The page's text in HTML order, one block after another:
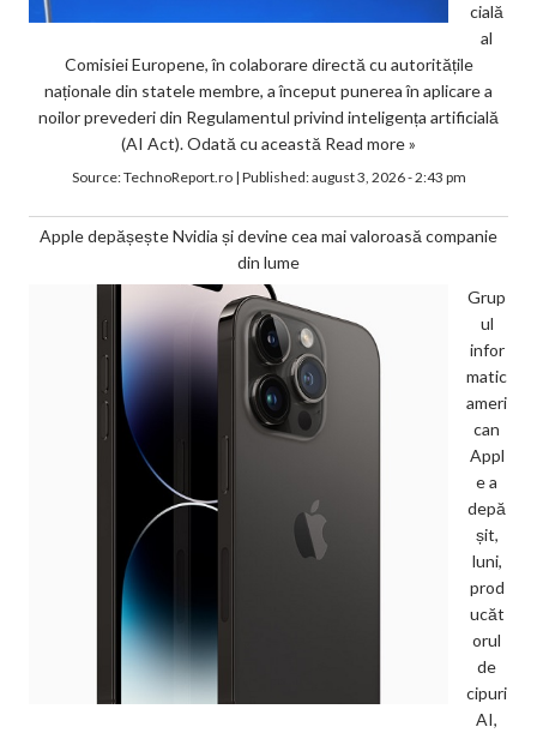
cială
al
Comisiei Europene, în colaborare directă cu autoritățile
naționale din statele membre, a început punerea în aplicare a
noilor prevederi din Regulamentul privind inteligența artificială
(AI Act). Odată cu această Read more »
Source:TechnoReport.ro| Published:august 3, 2026 - 2:43 pm
Apple depășește Nvidia și devine cea mai valoroasă companie
din lume
Grup
ul
infor
matic
ameri
can
Appl
e a
depă
șit,
luni,
prod
ucăt
orul
de
cipuri
AI,